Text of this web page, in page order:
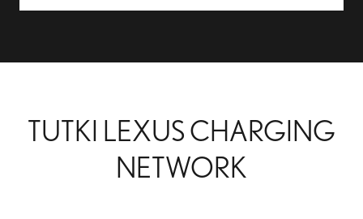
TUTKI LEXUS CHARGING
NETWORK